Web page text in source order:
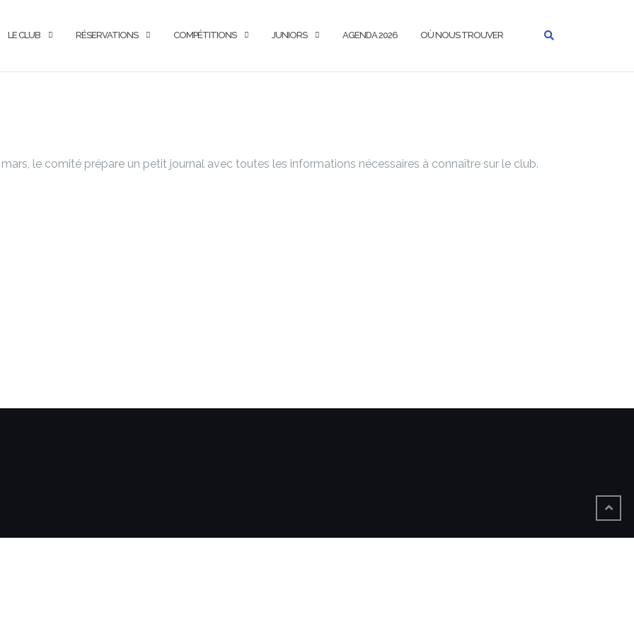
LE CLUB RÉSERVATIONS COMPÉTITIONS JUNIORS AGENDA 2026 OÙ NOUS TROUVER
le comité prépare un petit journal avec toutes les informations nécessaires à connaître sur le club.